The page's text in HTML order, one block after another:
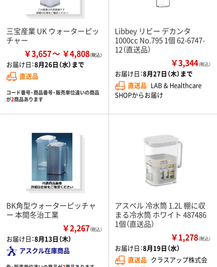
三宝産業 UK ウォーターピッ
チャー
￥3,657 ￥4,808
お届け日：8月26日（水）まで
直送品
コード番号・商品番号・販売単位違いの商品
が2商品あります
Libbey リビー デカンタ
1000cc No.795 1個 62-6747-
12（直送品）
￥3,344（税込）
お届け日：8月27日（木）まで
直送品 LAB & Healthcare
SHOPからお届け
BK角型ウォーターピッチャ
ー 本間冬治工業
￥2,267（税込）
お届け日：8月13日（木）
アスクル在庫商品
アスベル 冷水筒 1.2L 棚に収
まる冷水筒 ホワイト 487486
1個（直送品）
￥1,278（税込）
お届け日：8月19日（水）
直送品 クラスアップ株式会